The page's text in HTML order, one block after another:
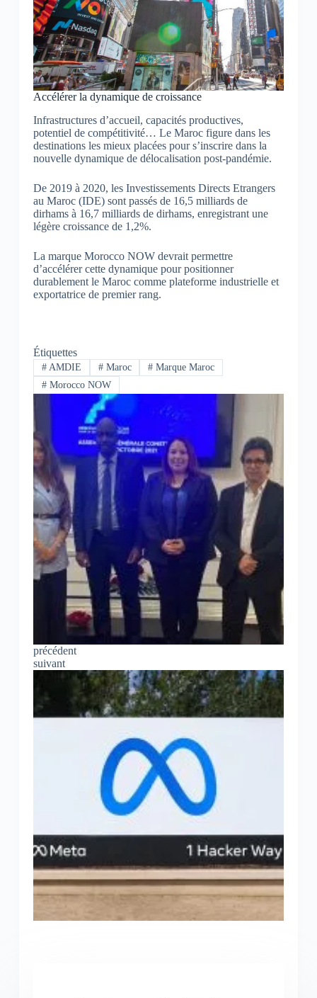
Accélérer la dynamique de croissance
Infrastructures d’accueil, capacités productives,
potentiel de compétitivité… Le Maroc figure dans les
destinations les mieux placées pour s’inscrire dans la
nouvelle dynamique de délocalisation post-pandémie.
De 2019 à 2020, les Investissements Directs Etrangers
au Maroc (IDE) sont passés de 16,5 milliards de
dirhams à 16,7 milliards de dirhams, enregistrant une
légère croissance de 1,2%.
La marque Morocco NOW devrait permettre
d’accélérer cette dynamique pour positionner
durablement le Maroc comme plateforme industrielle et
exportatrice de premier rang.
Étiquettes
#AMDIE #Maroc # Marque Maroc
#Morocco NOW
précédent
suivant